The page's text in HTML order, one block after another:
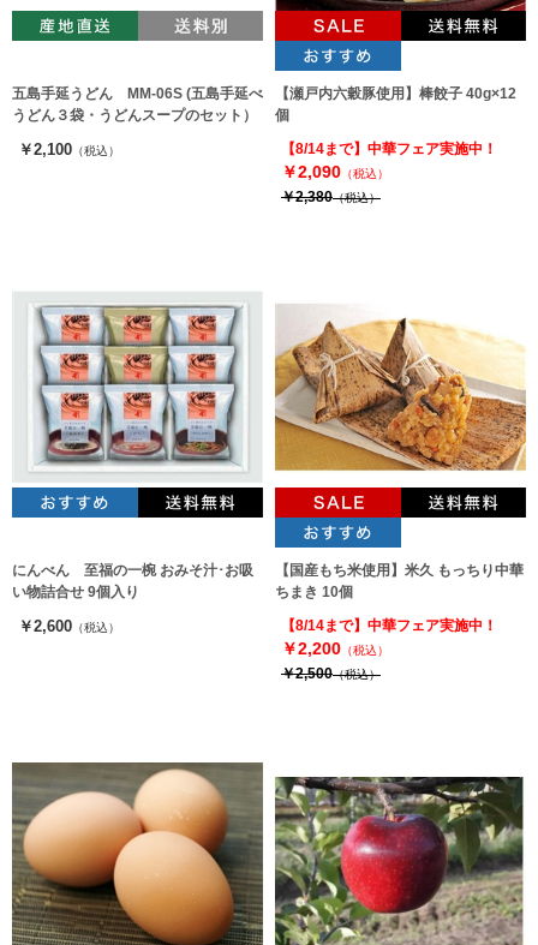
五島手延うどん MM-06S (五島手延べ
うどん３袋・うどんスープのセット）
￥2,100 （税込）
【瀬戸内六穀豚使用】棒餃子 40g×12
個
【8/14まで】中華フェア実施中！
￥2,090 （税込）
￥2,380（税込）
にんべん 至福の一椀 おみそ汁･お吸
い物詰合せ 9個入り
￥2,600 （税込）
【国産もち米使用】米久 もっちり中華
ちまき 10個
【8/14まで】中華フェア実施中！
￥2,200 （税込）
￥2,500（税込）